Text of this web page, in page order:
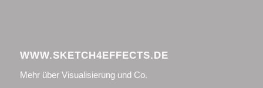
WWW.SKETCH4EFFECTS.DE
Mehr über Visualisierung und Co.